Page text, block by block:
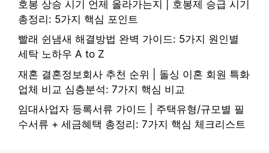
호봉 상승 시기 언제 올라가는지 | 호봉제 승급 시기
총정리: 5가지 핵심 포인트
빨래 쉰냄새 해결방법 완벽 가이드: 5가지 원인별
세탁 노하우 A to Z
재혼 결혼정보회사 추천 순위 | 돌싱 이혼 회원 특화
업체 비교 심층분석: 7가지 핵심 비교
임대사업자 등록서류 가이드 | 주택유형/규모별 필
수서류 + 세금혜택 총정리: 7가지 핵심 체크리스트